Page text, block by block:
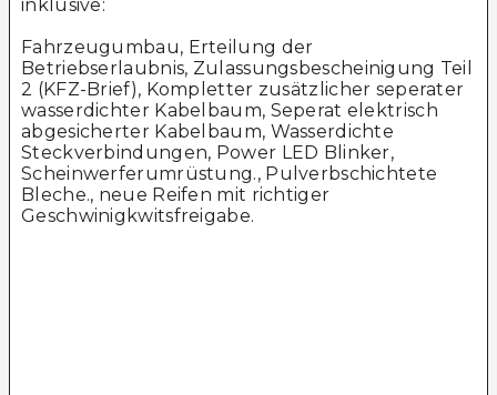
inklusive:
Fahrzeugumbau, Erteilung der
Betriebserlaubnis, Zulassungsbescheinigung Teil
2 (KFZ-Brief), Kompletter zusätzlicher seperater
wasserdichter Kabelbaum, Seperat elektrisch
abgesicherter Kabelbaum, Wasserdichte
Steckverbindungen, Power LED Blinker,
Scheinwerferumrüstung., Pulverbschichtete
Bleche., neue Reifen mit richtiger
Geschwinigkwitsfreigabe.